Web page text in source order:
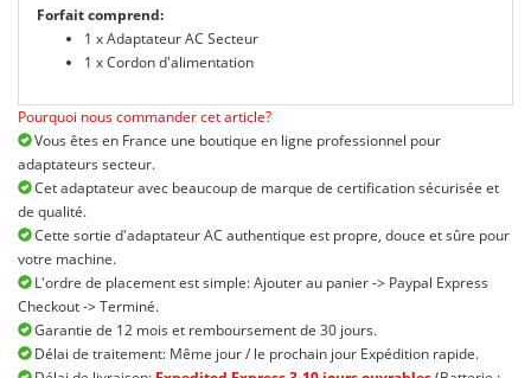
Forfait comprend:
1 x Adaptateur AC Secteur
1 x Cordon d'alimentation
Pourquoi nous commander cet article?
Vous êtes en France une boutique en ligne professionnel pour
adaptateurs secteur.
Cet adaptateur avec beaucoup de marque de certification sécurisée et
de qualité.
Cette sortie d'adaptateur AC authentique est propre, douce et sûre pour
votre machine.
L'ordre de placement est simple: Ajouter au panier -> Paypal Express
Checkout -> Terminé.
Garantie de 12 mois et remboursement de 30 jours.
Délai de traitement: Même jour / le prochain jour Expédition rapide.